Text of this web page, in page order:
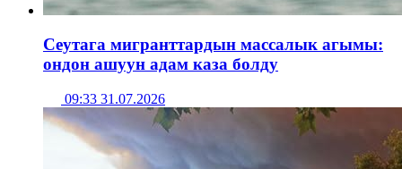
Сеутага мигранттардын массалык агымы:
ондон ашуун адам каза болду
09:33 31.07.2026